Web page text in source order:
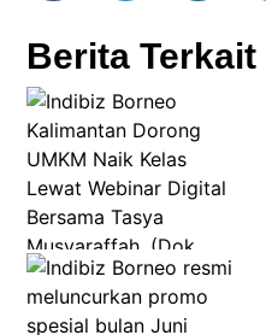
Berita Terkait